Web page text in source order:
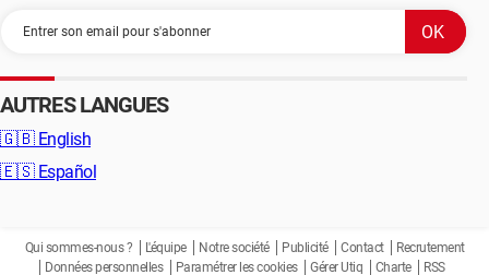
AUTRES LANGUES
🇬🇧 English
🇪🇸 Español
Qui sommes-nous ? L'équipe Notre société Publicité Contact
Recrutement
Données personnelles
Paramétrer les cookies Gérer Utiq Charte RSS